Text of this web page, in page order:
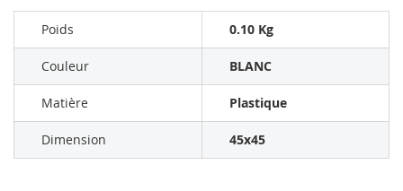
Poids 0.10 Kg
Couleur BLANC
Matière Plastique
Dimension 45x45